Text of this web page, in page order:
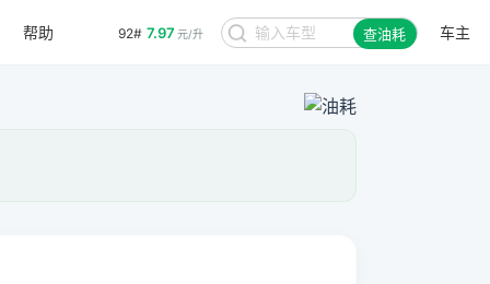
92# 7.97 元/升 查油耗 车主
帮助